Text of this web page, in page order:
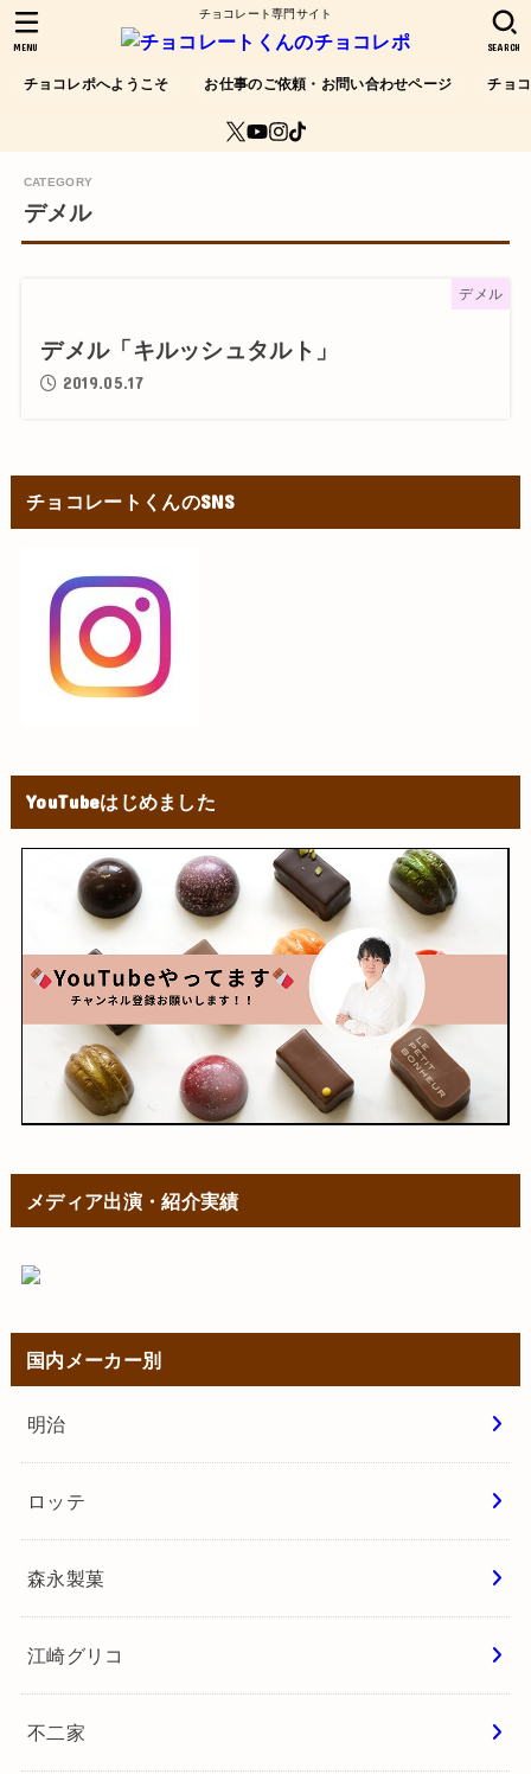
チョコレート専門サイト
チョコレポへようこそ お仕事のご依頼・お問い合わせページ チョ
SEARCH
MENU
デメル
デメル
デメル「キルッシュタルト」
2019.05.17
チョコレートくんのSNS
YouTubeはじめました
メディア出演・紹介実績
国内メーカー別
明治
ロッテ
森永製菓
江崎グリコ
不二家